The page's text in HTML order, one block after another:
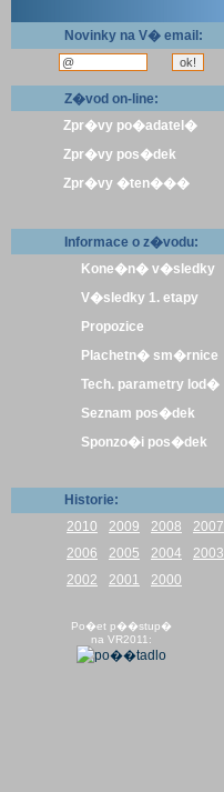
Novinky na V� email:
Z�vod on-line:
Zpr�vy po�adatel�
Zpr�vy pos�dek
Zpr�vy �ten���
Informace o z�vodu:
Kone�n� v�sledky
V�sledky 1. etapy
Propozice
Plachetn� sm�rnice
Tech. parametry lod�
Seznam pos�dek
Sponzo�i pos�dek
Historie:
2010
2009 2008
2007
2006
2005 2004
2003
2002
2001 2000
Po�et p��stup�
na VR2011: